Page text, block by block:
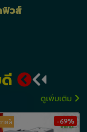
ฟิวส์
ดูเพิ่มเติม
ยดี -69%